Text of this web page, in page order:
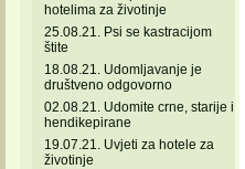
hotelima za životinje
25.08.21. Psi se kastracijom
štite
18.08.21. Udomljavanje je
društveno odgovorno
02.08.21. Udomite crne, starije i
hendikepirane
19.07.21. Uvjeti za hotele za
životinje